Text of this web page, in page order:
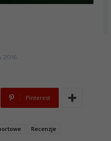
2016
Pinterest
Recenzje